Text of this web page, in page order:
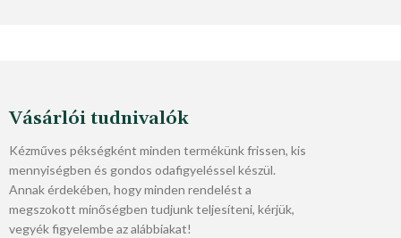
Vásárlói tudnivalók
Kézműves pékségként minden termékünk frissen, kis
mennyiségben és gondos odafigyeléssel készül.
Annak érdekében, hogy minden rendelést a
megszokott minőségben tudjunk teljesíteni, kérjük,
vegyék figyelembe az alábbiakat!